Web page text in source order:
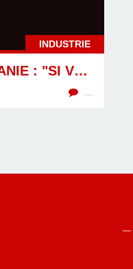
INDUSTRIE
DACIA ROUMANIE : "SI VOUS N'ARRÊTEZ PAS LA GRÈVE, ON DÉLOCALISE AU MAROC"